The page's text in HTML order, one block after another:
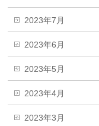
2023年7月
2023年6月
2023年5月
2023年4月
2023年3月